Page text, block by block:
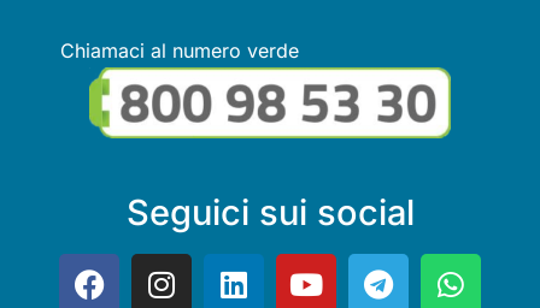
Chiamaci al numero verde
Seguici sui social